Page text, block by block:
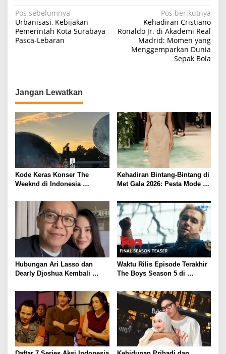
N
a
v
a
s
i
p
s
Pos sebelumnya
Urbanisasi, Kebijakan
Pemerintah Kota Surabaya
Pasca-Lebaran
Pos berikutnya
Kehadiran Cristiano
Ronaldo Jr. di Akademi Real
Madrid: Momen yang
Menggemparkan Dunia
Sepak Bola
Jangan Lewatkan
Kode Keras Konser The
Weeknd di Indonesia
Penggemar
Kehadiran Bintang-Bintang di
Met Gala 2026: Pesta Mode
dan Identitas
Hubungan Ari Lasso dan
Dearly Djoshua Kembali
Keponakan
Waktu Rilis Episode Terakhir
The Boys Season 5 di